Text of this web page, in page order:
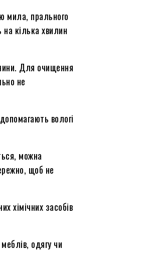
мила, прального
кілька хвилин
Для очищення
не
вологі
можна
щоб не
хімічних засобів
одягу чи